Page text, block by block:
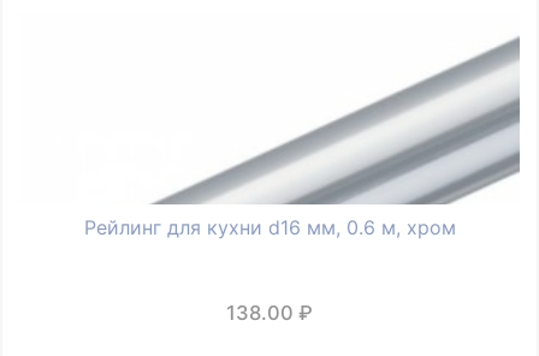
Рейлинг для кухни d16 мм, 0.6 м, хром
138.00 ₽